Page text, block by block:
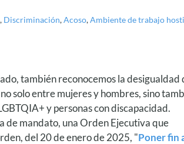
, Discriminación,Acoso,Ambiente de trabajo
también reconocemos la desigualdad
solo entre mujeres y hombres, sino
y personas con discapacidad.
de mandato, una Orden Ejecutiva que
del 20 de enero de 2025, "Poner fin